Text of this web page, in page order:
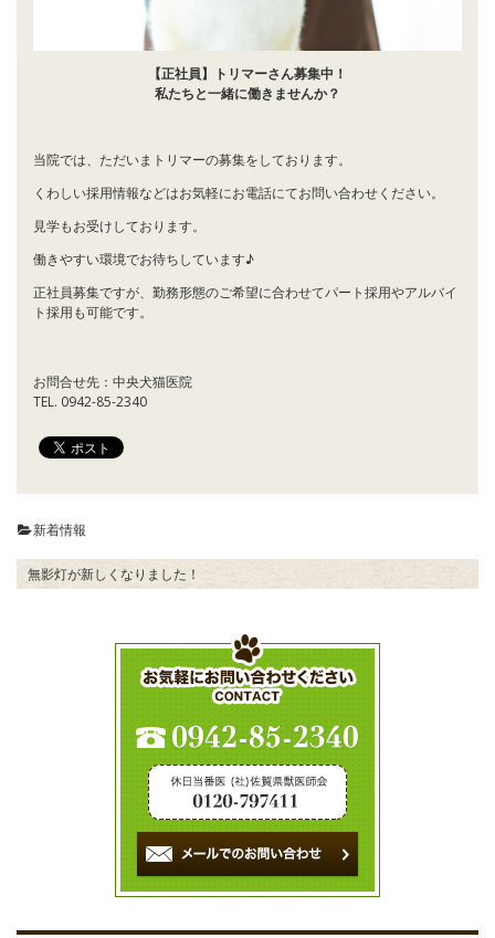
【正社員】トリマーさん募集中！
私たちと一緒に働きませんか？
当院では、ただいまトリマーの募集をしております。
くわしい採用情報などはお気軽にお電話にてお問い合わせください。
見学もお受けしております。
働きやすい環境でお待ちしています♪
正社員募集ですが、勤務形態のご希望に合わせてパート採用やアルバイ
ト採用も可能です。
お問合せ先：中央犬猫医院
TEL. 0942-85-2340
新着情報
無影灯が新しくなりました！